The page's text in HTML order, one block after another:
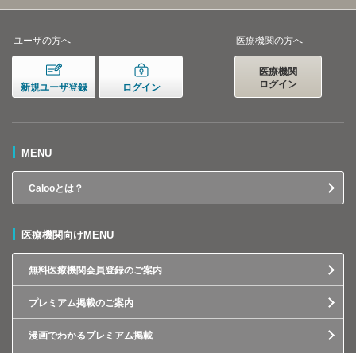
ユーザの方へ
新規ユーザ登録 ログイン
医療機関の方へ
医療機関
ログイン
MENU
Calooとは？
医療機関向けMENU
無料医療機関会員登録のご案内
プレミアム掲載のご案内
漫画でわかるプレミアム掲載